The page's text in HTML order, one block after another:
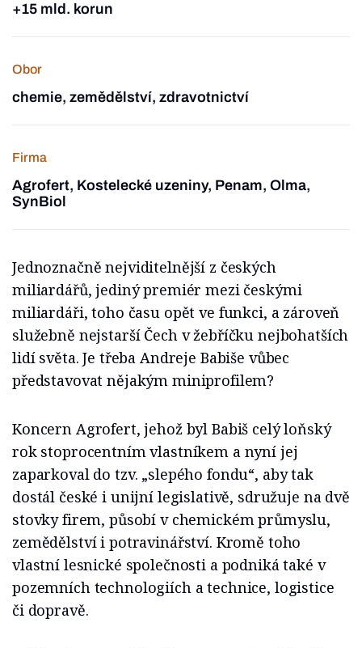
+15 mld. korun
Obor
chemie, zemědělství, zdravotnictví
Firma
Agrofert, Kostelecké uzeniny, Penam, Olma,
SynBiol
Jednoznačně nejviditelnější z českých
miliardářů, jediný premiér mezi českými
miliardáři, toho času opět ve funkci, a zároveň
služebně nejstarší Čech v žebříčku nejbohatších
lidí světa. Je třeba Andreje Babiše vůbec
představovat nějakým miniprofilem?
Koncern Agrofert, jehož byl Babiš celý loňský
rok stoprocentním vlastníkem a nyní jej
zaparkoval do tzv. „slepého fondu“, aby tak
dostál české i unijní legislativě, sdružuje na dvě
stovky firem, působí v chemickém průmyslu,
zemědělství i potravinářství. Kromě toho
vlastní lesnické společnosti a podniká také v
pozemních technologiích a technice, logistice
či dopravě.